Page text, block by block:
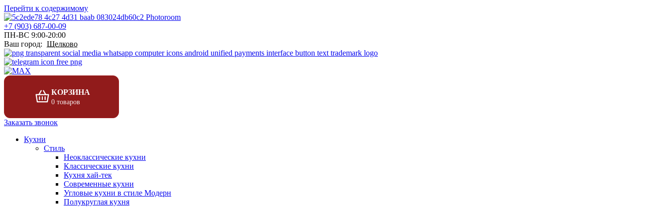
Перейти к содержимому
+7 (903) 687-00-09
ПН-ВС 9:00-20:00
Ваш город: Щелково
КОРЗИНА
0 товаров
Заказать звонок
Кухни
Стиль
Неоклассические кухни
Классические кухни
Кухня хай-тек
Современные кухни
Угловые кухни в стиле Модерн
Полукруглая кухня